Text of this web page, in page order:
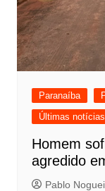
Paranaíba
Últimas notícias
Homem
agredido
Pablo